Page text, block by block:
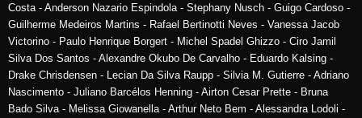
Costa - Anderson Nazario Espindola - Stephany Nusch - Guigo Cardoso -
Guilherme Medeiros Martins - Rafael Bertinotti Neves - Vanessa Jacob
Victorino - Paulo Henrique Borgert - Michel Spadel Ghizzo - Ciro Jamil
Silva Dos Santos - Alexandre Okubo De Carvalho - Eduardo Kalsing -
Drake Chrisdensen - Lecian Da Silva Raupp - Silvia M. Gutierre - Adriano
Nascimento - Juliano Barcélos Henning - Airton Cesar Prette - Bruna
Bado Silva - Melissa Giowanella - Arthur Neto Bem - Alessandra Lodoli -